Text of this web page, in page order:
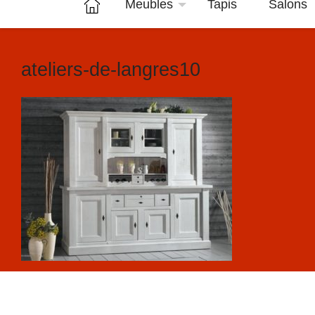
Meubles Tapis Salons
ateliers-de-langres10